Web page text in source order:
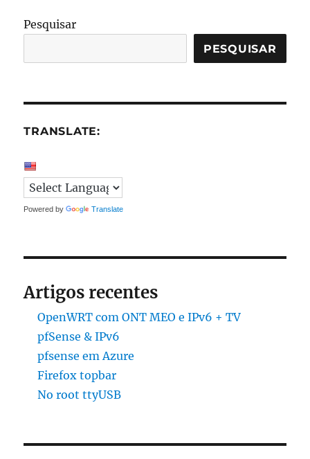
Pesquisar
PESQUISAR
TRANSLATE:
Powered by Translate
Artigos recentes
OpenWRT com ONT MEO e IPv6 + TV
pfSense & IPv6
pfsense em Azure
Firefox topbar
No root ttyUSB